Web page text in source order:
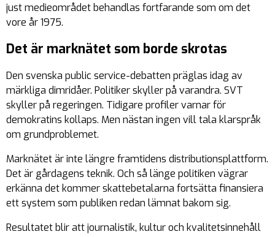
just medieområdet behandlas fortfarande som om det
vore år 1975.
Det är marknätet som borde skrotas
Den svenska public service-debatten präglas idag av
märkliga dimridåer. Politiker skyller på varandra. SVT
skyller på regeringen. Tidigare profiler varnar för
demokratins kollaps. Men nästan ingen vill tala klarspråk
om grundproblemet.
Marknätet är inte längre framtidens distributionsplattform.
Det är gårdagens teknik. Och så länge politiken vägrar
erkänna det kommer skattebetalarna fortsätta finansiera
ett system som publiken redan lämnat bakom sig.
Resultatet blir att journalistik, kultur och kvalitetsinnehåll